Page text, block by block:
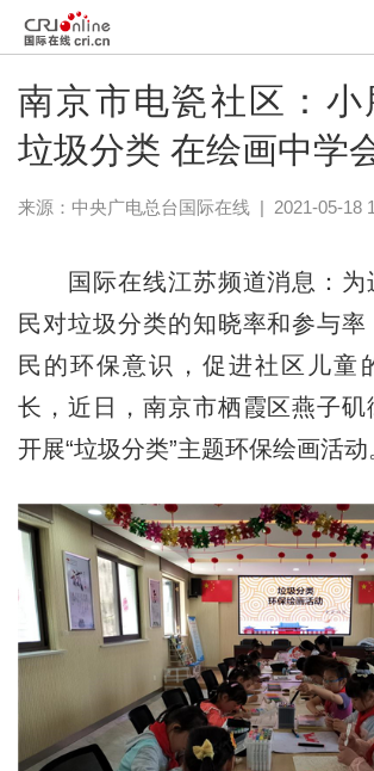
南京市电瓷社区：小
垃圾分类 在绘画中学
来源： 中央广电总台国际在线| 2021-05-18
国际在线江苏频道消息：为
民对垃圾分类的知晓率和参与
民的环保意识，促进社区儿童
长，近日，南京市栖霞区燕子矶
开展“垃圾分类”主题环保绘画活动